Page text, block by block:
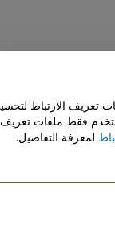
تعريف الارتباط
فقط ملفات تعريف
لمعرفة التفاصيل.